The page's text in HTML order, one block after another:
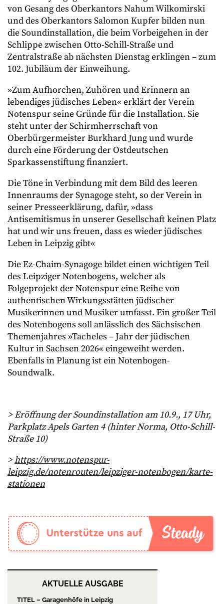
von Gesang des Oberkantors Nahum Wilkomirski
und des Oberkantors Salomon Kupfer bilden nun
die Soundinstallation, die beim Vorbeigehen in der
Schlippe zwischen Otto-Schill-Straße und
Zentralstraße ab nächsten Dienstag erklingen – zum
102. Jubiläum der Einweihung.
»Zum Aufhorchen, Zuhören und Erinnern an
lebendiges jüdisches Leben« erklärt der Verein
Notenspur seine Gründe für die Installation. Sie
steht unter der Schirmherrschaft von
Oberbürgermeister Burkhard Jung und wurde
durch eine Förderung der Ostdeutschen
Sparkassenstiftung finanziert.
Die Töne in Verbindung mit dem Bild des leeren
Innenraums der Synagoge steht, so der Verein in
seiner Presseerklärung, dafür, »dass
Antisemitismus in unserer Gesellschaft keinen Platz
hat und wir uns freuen, dass es wieder jüdisches
Leben in Leipzig gibt«
Die Ez-Chaim-Synagoge bildet einen wichtigen Teil
des Leipziger Notenbogens, welcher als
Folgeprojekt der Notenspur eine Reihe von
authentischen Wirkungsstätten jüdischer
Musikerinnen und Musiker umfasst. Ein großer Teil
des Notenbogens soll anlässlich des Sächsischen
Themenjahres »Tacheles – Jahr der jüdischen
Kultur in Sachsen 2026« eingeweiht werden.
Ebenfalls in Planung ist ein Notenbogen-
Soundwalk.
> Eröffnung der Soundinstallation am 10.9., 17 Uhr,
Parkplatz Apels Garten 4 (hinter Norma, Otto-Schill-
Straße 10)
>https://www.notenspur-
leipzig.de/notenrouten/leipziger-notenbogen/karte-
stationen
AKTUELLE AUSGABE
TITEL – Garagenhöfe in Leipzig